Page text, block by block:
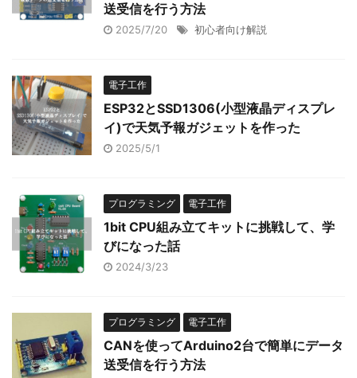
送受信を行う方法
2025/7/20 初心者向け解説
電子工作
ESP32とSSD1306(小型液晶ディスプレ
イ)で天気予報ガジェットを作った
2025/5/1
プログラミング 電子工作
1bit CPU組み立てキットに挑戦して、学
びになった話
2024/3/23
プログラミング 電子工作
CANを使ってArduino2台で簡単にデータ
送受信を行う方法